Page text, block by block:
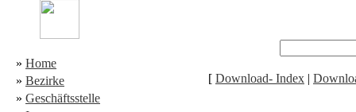
» Home
» Bezirke
» Geschäftsstelle
[ Download- Index |